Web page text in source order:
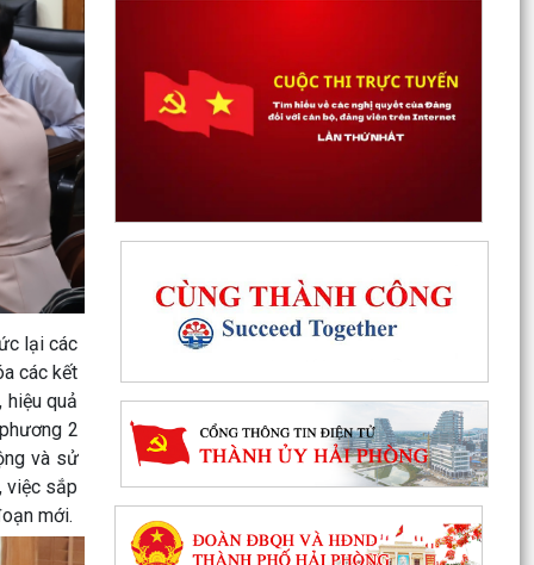
lại các
các kết
hiệu quả
2
và sử
việc sắp
mới.
Tổ đại biểu HĐND thành phố số 15 tiếp xúc cử tri
sau kỳ họp thường lệ giữa năm 2026
Thanh Hà đẩy mạnh chuyển đổi số trong công
Thông báo kết quả kỳ xét thăng hạng chức
danh nghề nghiệp giáo viên phổ thông công lập
Cảnh báo hình thức lừa đảo chiếm đoạt tài sản
ngân hàng qua thủ thuật "hỗi trợ số hoá dữ liệu
Hải Phòng giảm thời gian giải quyết từ 50% trở
lên hơn 1.900 thủ tục hành chính
Lịch làm việc của Thường trực HĐND xã và Lãnh
đạo UBND xã từ ngày 03/8/2026 đến ngày
07/8/2026